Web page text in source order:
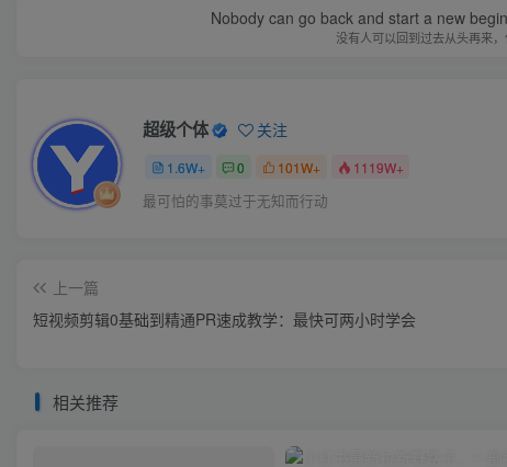
Nobody can go back and start a new
没有人可以回到过去从头再来
超级个体 关注
1.6W+ 0 101W+ 1119W+
最可怕的事莫过于无知而行动
上一篇
短视频剪辑0基础到精通PR速成教学：最快可两小时学会
相关推荐